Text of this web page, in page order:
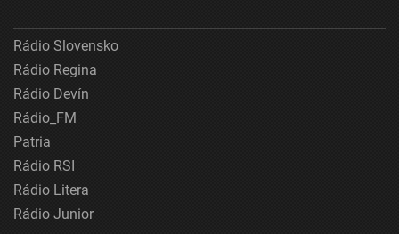
Rádio Slovensko
Rádio Regina
Rádio Devín
Rádio_FM
Patria
Rádio RSI
Rádio Litera
Rádio Junior